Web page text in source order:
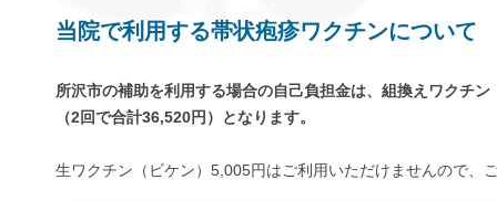
当院で利用する帯状疱疹ワクチンについて
所沢市の補助を利用する場合の自己負担金は、組換えワクチ
（2回で合計36,520円）となります。
生ワクチン（ビケン）5,005円はご利用いただけませんので、